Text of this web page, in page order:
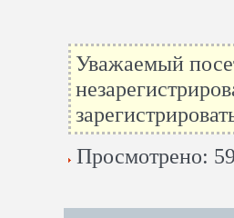
Уважаемый
Просмотрено: